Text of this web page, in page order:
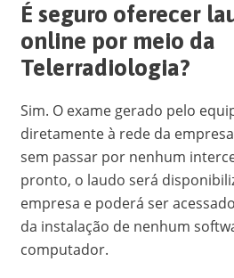
É seguro oferecer
online por meio da
Telerradiologia?
Sim. O exame gerado pelo
diretamente à rede da
sem passar por nenhum
pronto, o laudo será
empresa e poderá ser
da instalação de nenhum
computador.